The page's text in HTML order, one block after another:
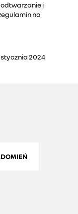
i
na
stycznia 2024